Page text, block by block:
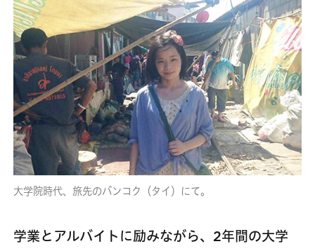
大学院時代、旅先のバンコク（タイ）にて。
学業とアルバイトに励みながら、2年間の大学